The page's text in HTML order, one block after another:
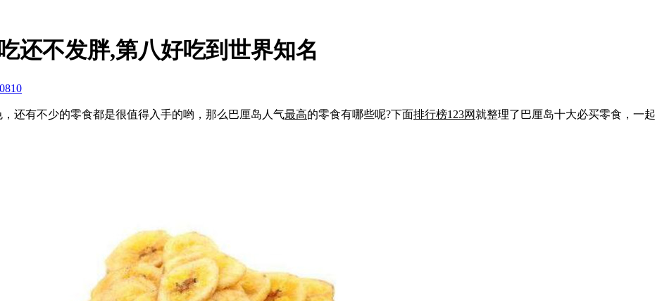
还不发胖,第八好吃到世界知名
有不少的零食都是很值得入手的哟，那么巴厘岛人气最高的零食有哪些呢?下面排行榜123网 就整理了巴厘岛十大必买零食，一起